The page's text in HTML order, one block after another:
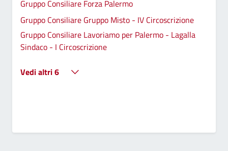
Gruppo Consiliare Forza Palermo
Gruppo Consiliare Gruppo Misto - IV Circoscrizione
Gruppo Consiliare Lavoriamo per Palermo - Lagalla
Sindaco - I Circoscrizione
Vedi altri 6